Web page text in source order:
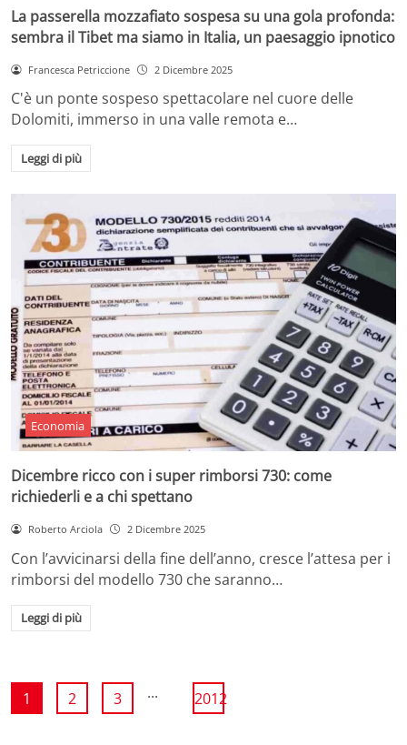
La passerella mozzafiato sospesa su una gola profonda:
sembra il Tibet ma siamo in Italia, un paesaggio ipnotico
Francesca Petriccione 2 Dicembre 2025
C'è un ponte sospeso spettacolare nel cuore delle
Dolomiti, immerso in una valle remota e…
Leggi di più
Economia
Dicembre ricco con i super rimborsi 730: come
richiederli e a chi spettano
Roberto Arciola 2 Dicembre 2025
Con l’avvicinarsi della fine dell’anno, cresce l’attesa per i
rimborsi del modello 730 che saranno…
Leggi di più
1 2 3 ... 2012